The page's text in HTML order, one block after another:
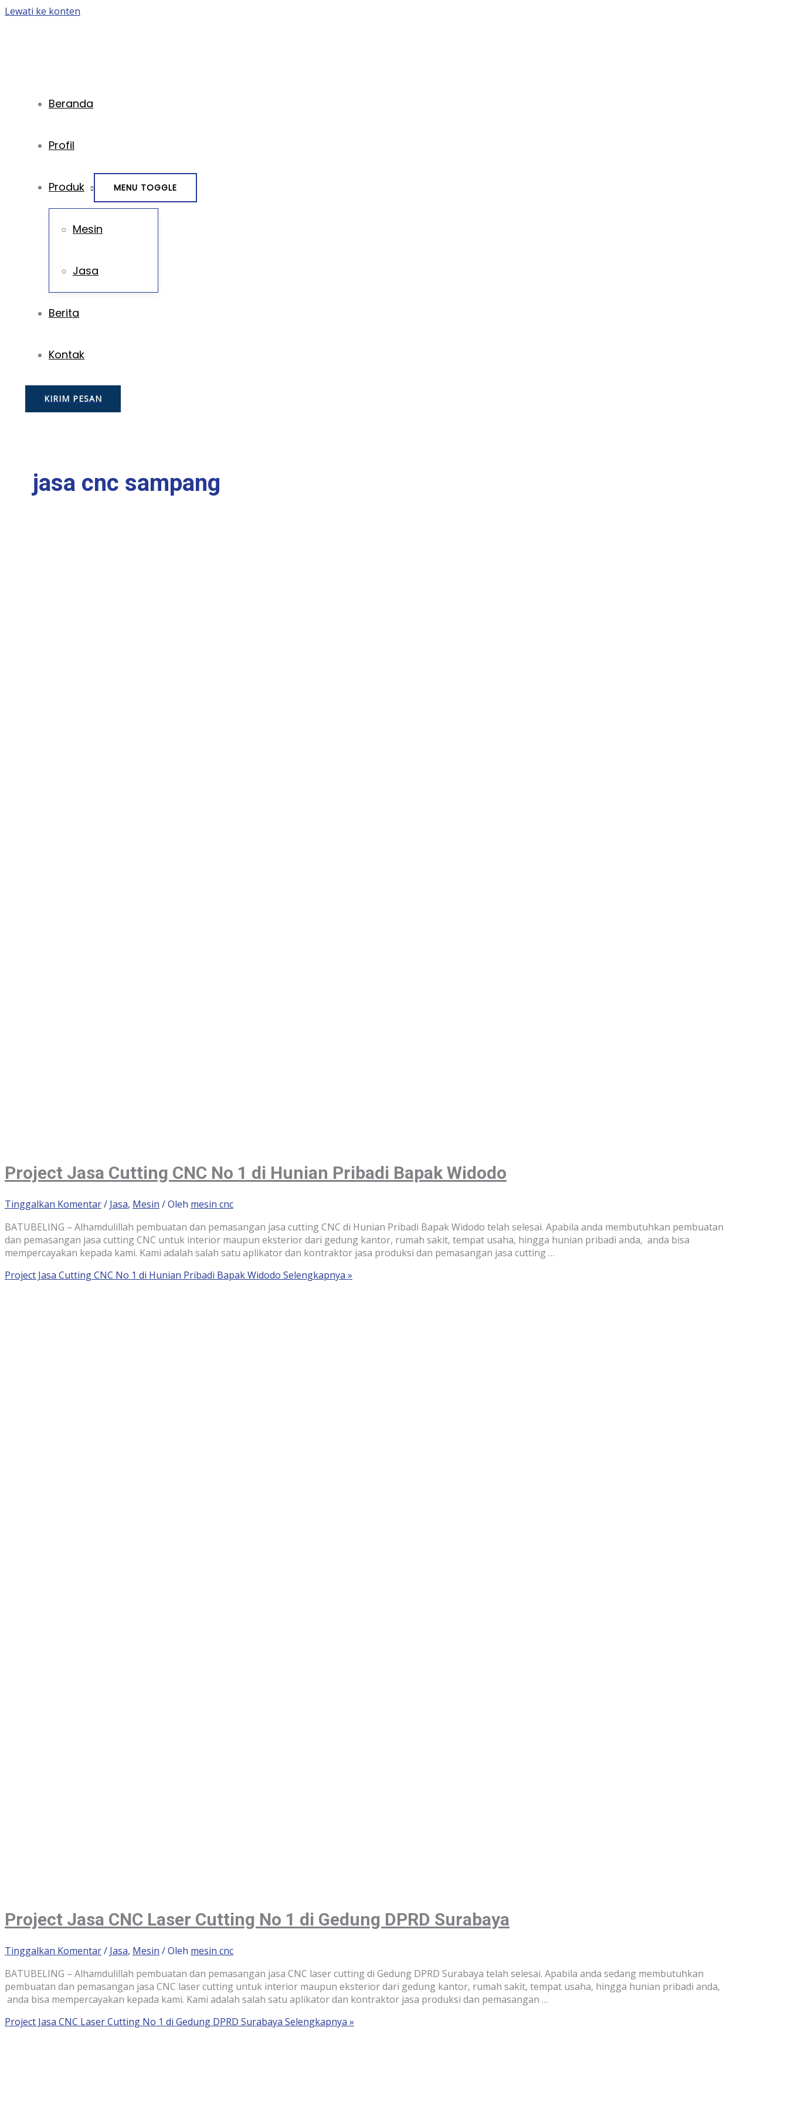
Lewati ke konten
Beranda
Profil
Produk MENU TOGGLE
Mesin
Jasa
Berita
Kontak
KIRIM PESAN
jasa cnc sampang
Project Jasa Cutting CNC No 1 di Hunian Pribadi Bapak Widodo
Tinggalkan Komentar/ Jasa, Mesin / Oleh mesin cnc
BATUBELING – Alhamdulillah pembuatan dan pemasangan jasa cutting CNC di Hunian Pribadi Bapak Widodo telah selesai. Apabila anda membutuhkan pembuatan
dan pemasangan jasa cutting CNC untuk interior maupun eksterior dari gedung kantor, rumah sakit, tempat usaha, hingga hunian pribadi anda, anda bisa
mempercayakan kepada kami. Kami adalah salah satu aplikator dan kontraktor jasa produksi dan pemasangan jasa cutting …
Project Jasa Cutting CNC No 1 di Hunian Pribadi Bapak Widodo Selengkapnya »
Project Jasa CNC Laser Cutting No 1 di Gedung DPRD Surabaya
Tinggalkan Komentar/ Jasa, Mesin / Oleh mesin cnc
BATUBELING – Alhamdulillah pembuatan dan pemasangan jasa CNC laser cutting di Gedung DPRD Surabaya telah selesai. Apabila anda sedang membutuhkan
pembuatan dan pemasangan jasa CNC laser cutting untuk interior maupun eksterior dari gedung kantor, rumah sakit, tempat usaha, hingga hunian pribadi anda,
anda bisa mempercayakan kepada kami. Kami adalah salah satu aplikator dan kontraktor jasa produksi dan pemasangan …
Project Jasa CNC Laser Cutting No 1 di Gedung DPRD Surabaya Selengkapnya »